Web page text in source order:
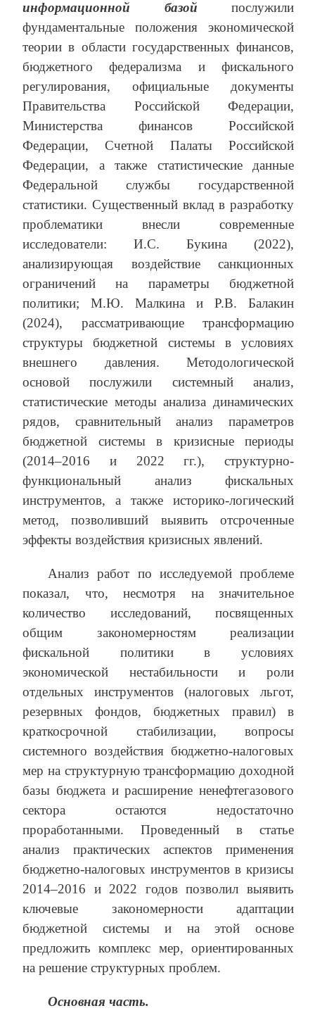
информационной базой послужили
фундаментальные положения экономической
теории в области государственных финансов,
бюджетного федерализма и фискального
регулирования, официальные документы
Правительства Российской Федерации,
Министерства финансов Российской
Федерации, Счетной Палаты Российской
Федерации, а также статистические данные
Федеральной службы государственной
статистики. Существенный вклад в разработку
проблематики внесли современные
исследователи: И.С. Букина (2022),
анализирующая воздействие санкционных
ограничений на параметры бюджетной
политики; М.Ю. Малкина и Р.В. Балакин
(2024), рассматривающие трансформацию
структуры бюджетной системы в условиях
внешнего давления. Методологической
основой послужили системный анализ,
статистические методы анализа динамических
рядов, сравнительный анализ параметров
бюджетной системы в кризисные периоды
(2014–2016 и 2022 гг.), структурно-
функциональный анализ фискальных
инструментов, а также историко-логический
метод, позволивший выявить отсроченные
эффекты воздействия кризисных явлений.
Анализ работ по исследуемой проблеме
показал, что, несмотря на значительное
количество исследований, посвященных
общим закономерностям реализации
фискальной политики в условиях
экономической нестабильности и роли
отдельных инструментов (налоговых льгот,
резервных фондов, бюджетных правил) в
краткосрочной стабилизации, вопросы
системного воздействия бюджетно-налоговых
мер на структурную трансформацию доходной
базы бюджета и расширение ненефтегазового
сектора остаются недостаточно
проработанными. Проведенный в статье
анализ практических аспектов применения
бюджетно-налоговых инструментов в кризисы
2014–2016 и 2022 годов позволил выявить
ключевые закономерности адаптации
бюджетной системы и на этой основе
предложить комплекс мер, ориентированных
на решение структурных проблем.
Основная часть.